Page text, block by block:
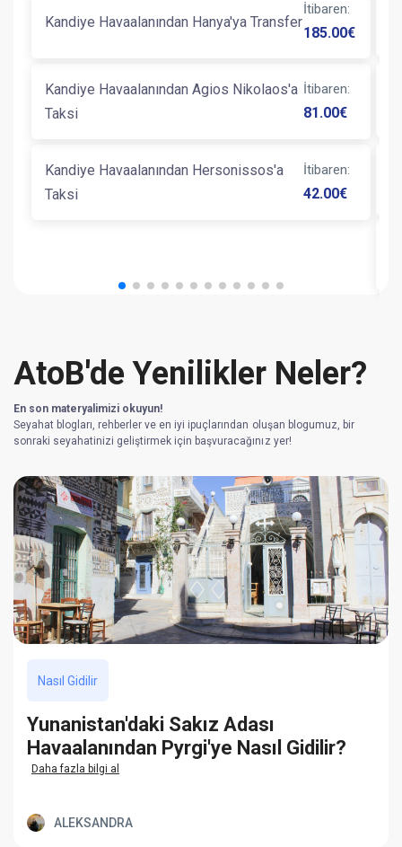
Kandiye Havaalanından Hanya'ya Transfer
İtibaren:
185.00€
Kandiye Havaalanından Agios Nikolaos'a
Taksi
İtibaren:
81.00€
Kandiye Havaalanından Hersonissos'a
Taksi
İtibaren:
42.00€
AtoB'de Yenilikler Neler?
En son materyalimizi okuyun!
Seyahat blogları, rehberler ve en iyi ipuçlarından oluşan blogumuz, bir
sonraki seyahatinizi geliştirmek için başvuracağınız yer!
Nasıl Gidilir
Yunanistan'daki Sakız Adası
Havaalanından Pyrgi'ye Nasıl Gidilir?
Daha fazla bilgi al
ALEKSANDRA